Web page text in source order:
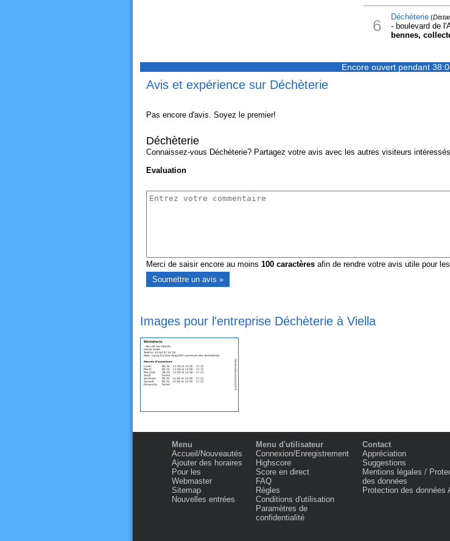
6 Déchèterie(
- boulevard de
bennes,
Encore ouvert pendant
Avis et expérience sur Déchèterie
Pas encore d'avis. Soyez le premier!
Déchèterie
Connaissez-vous Déchèterie? Partagez votre avis avec les autres visiteurs
Evaluation
Merci de saisir encore au moins 100caractèresafin de rendre votre avis utile pour
Images pour l'entreprise Déchèterie à Viella
Menu
Accueil/Nouveautés
Ajouter des horaires
Pour les
Webmaster
Sitemap
Nouvelles entrées
Menu d'utilisateur
Connexion/Enregistrement
Highscore
Score en direct
FAQ
Règles
Conditions d'utilisation
Paramètres de
confidentialité
Contact
Appréciation
Suggestions
Mentions légales /
des données
Protection des données